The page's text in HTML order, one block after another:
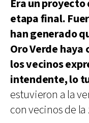
Era un
etapa final.
han generado
Oro Verde
los vecinos
intendente, lo
estuvieron a la
con vecinos de la